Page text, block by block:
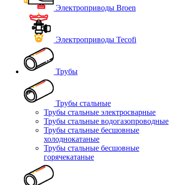
Электроприводы Broen
Электроприводы Tecofi
Трубы
Трубы стальные
Трубы стальные электросварные
Трубы стальные водогазопроводные
Трубы стальные бесшовные
холоднокатаные
Трубы стальные бесшовные
горячекатаные